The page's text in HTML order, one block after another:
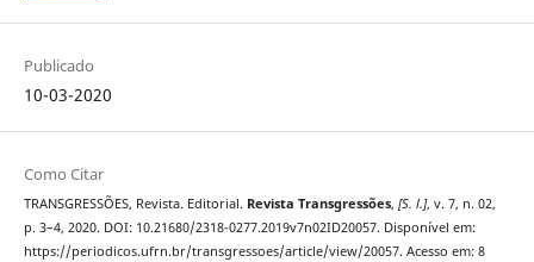
Publicado
10-03-2020
Como Citar
TRANSGRESSÕES, Revista. Editorial. Revista Transgressões, [S. l.], v. 7, n. 02,
p. 3–4, 2020. DOI: 10.21680/2318-0277.2019v7n02ID20057. Disponível em:
https://periodicos.ufrn.br/transgressoes/article/view/20057. Acesso em: 8